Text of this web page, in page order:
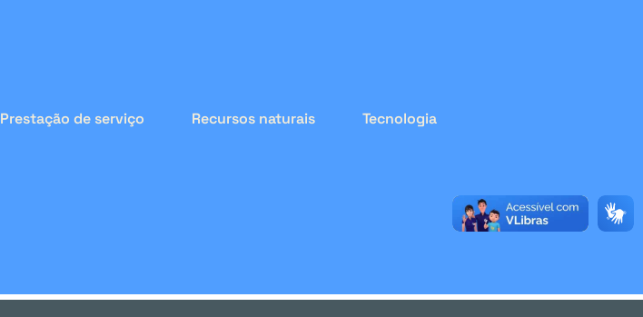
Prestação de serviço Recursos naturais Tecnologia